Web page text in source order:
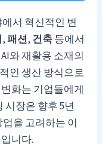
서 혁신적인 변
,패션, 건축등에서
와 재활용 소재의
인 생산 방식으로
화는 기업들에게
시장은 향후 5년
을 고려하는 이
니다.